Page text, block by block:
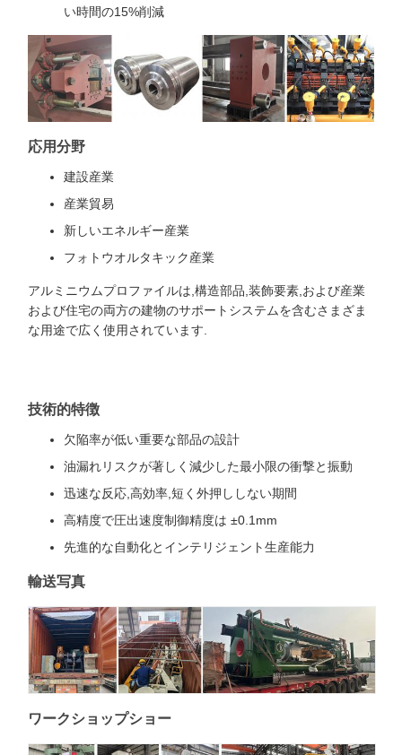
い時間の15%削減
応用分野
建設産業
産業貿易
新しいエネルギー産業
フォトウオルタキック産業
アルミニウムプロファイルは,構造部品,装飾要素,および産業
および住宅の両方の建物のサポートシステムを含むさまざま
な用途で広く使用されています.
技術的特徴
欠陥率が低い重要な部品の設計
油漏れリスクが著しく減少した最小限の衝撃と振動
迅速な反応,高効率,短く外押ししない期間
高精度で圧出速度制御精度は ±0.1mm
先進的な自動化とインテリジェント生産能力
輸送写真
ワークショップショー